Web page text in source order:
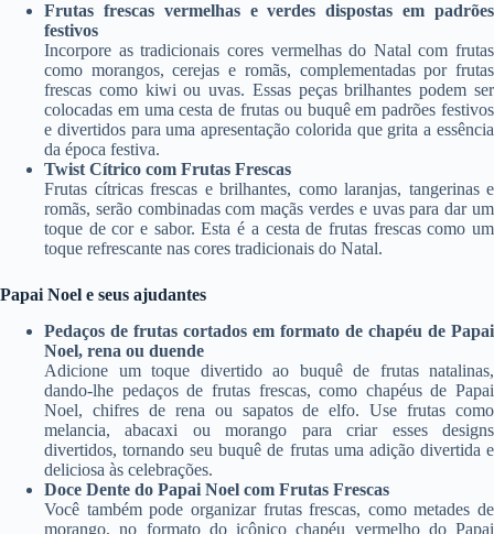
Frutas frescas vermelhas e verdes dispostas em padrões
festivos
Incorpore as tradicionais cores vermelhas do Natal com frutas
como morangos, cerejas e romãs, complementadas por frutas
frescas como kiwi ou uvas. Essas peças brilhantes podem ser
colocadas em uma cesta de frutas ou buquê em padrões festivos
e divertidos para uma apresentação colorida que grita a essência
da época festiva.
Twist Cítrico com Frutas Frescas
Frutas cítricas frescas e brilhantes, como laranjas, tangerinas e
romãs, serão combinadas com maçãs verdes e uvas para dar um
toque de cor e sabor. Esta é a cesta de frutas frescas como um
toque refrescante nas cores tradicionais do Natal.
Papai Noel e seus ajudantes
Pedaços de frutas cortados em formato de chapéu de Papai
Noel, rena ou duende
Adicione um toque divertido ao buquê de frutas natalinas,
dando-lhe pedaços de frutas frescas, como chapéus de Papai
Noel, chifres de rena ou sapatos de elfo. Use frutas como
melancia, abacaxi ou morango para criar esses designs
divertidos, tornando seu buquê de frutas uma adição divertida e
deliciosa às celebrações.
Doce Dente do Papai Noel com Frutas Frescas
Você também pode organizar frutas frescas, como metades de
morango, no formato do icônico chapéu vermelho do Papai